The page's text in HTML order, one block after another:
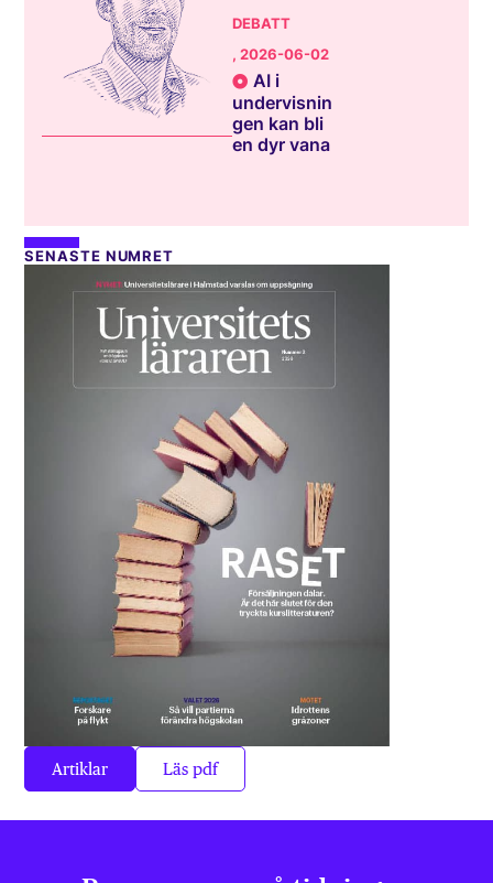
DEBATT
, 2026-06-02
AI i
undervisnin
gen kan bli
en dyr vana
SENASTE NUMRET
Artiklar Läs pdf